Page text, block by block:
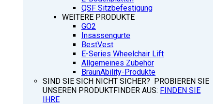
QSF Sitzbefestigung
WEITERE PRODUKTE
GO2
Insassengurte
BestVest
E-Series Wheelchair Lift
Allgemeines Zubehör
BraunAbility-Produkte
SIND SIE SICH NICHT SICHER? PROBIEREN SIE
UNSEREN PRODUKTFINDER AUS: FINDEN SIE
IHRE